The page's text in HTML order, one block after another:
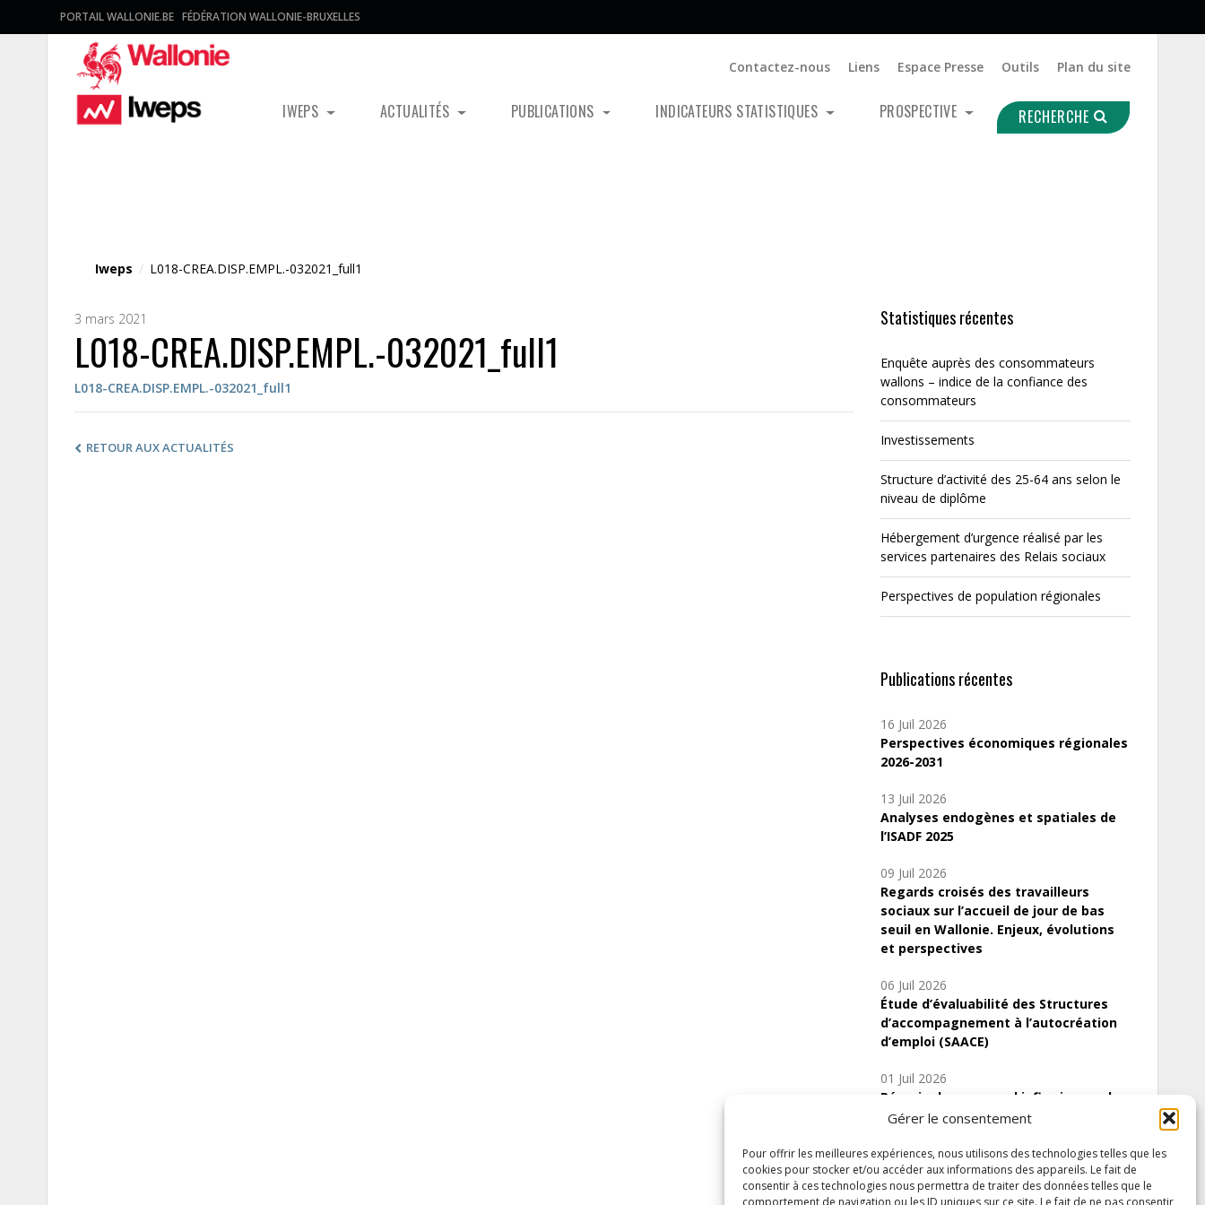
Gérer le consentement
Pour offrir les meilleures expériences, nous utilisons des technologies telles que les
cookies pour stocker et/ou accéder aux informations des appareils. Le fait de
consentir à ces technologies nous permettra de traiter des données telles que le
comportement de navigation ou les ID uniques sur ce site. Le fait de ne pas consentir
PORTAIL WALLONIE.BE FÉDÉRATION WALLONIE-BRUXELLES
Contactez-nous Liens Espace Presse Outils Plan du site
IWEPS ACTUALITÉS PUBLICATIONS INDICATEURS STATISTIQUES PROSPECTIVE RECHERCHE
Iweps / L018-CREA.DISP.EMPL.-032021_full1
3 mars 2021
L018-CREA.DISP.EMPL.-032021_full1
L018-CREA.DISP.EMPL.-032021_full1
RETOUR AUX ACTUALITÉS
Statistiques récentes
Enquête auprès des consommateurs
wallons – indice de la confiance des
consommateurs
Investissements
Structure d’activité des 25-64 ans selon le
niveau de diplôme
Hébergement d’urgence réalisé par les
services partenaires des Relais sociaux
Perspectives de population régionales
Publications récentes
16 Juil 2026
Perspectives économiques régionales
2026-2031
13 Juil 2026
Analyses endogènes et spatiales de
l’ISADF 2025
09 Juil 2026
Regards croisés des travailleurs
sociaux sur l’accueil de jour de bas
seuil en Wallonie. Enjeux, évolutions
et perspectives
06 Juil 2026
Étude d’évaluabilité des Structures
d’accompagnement à l’autocréation
d’emploi (SAACE)
01 Juil 2026
Pénurie du personnel infirmier :quels
indicateurs d’offre de soins pour